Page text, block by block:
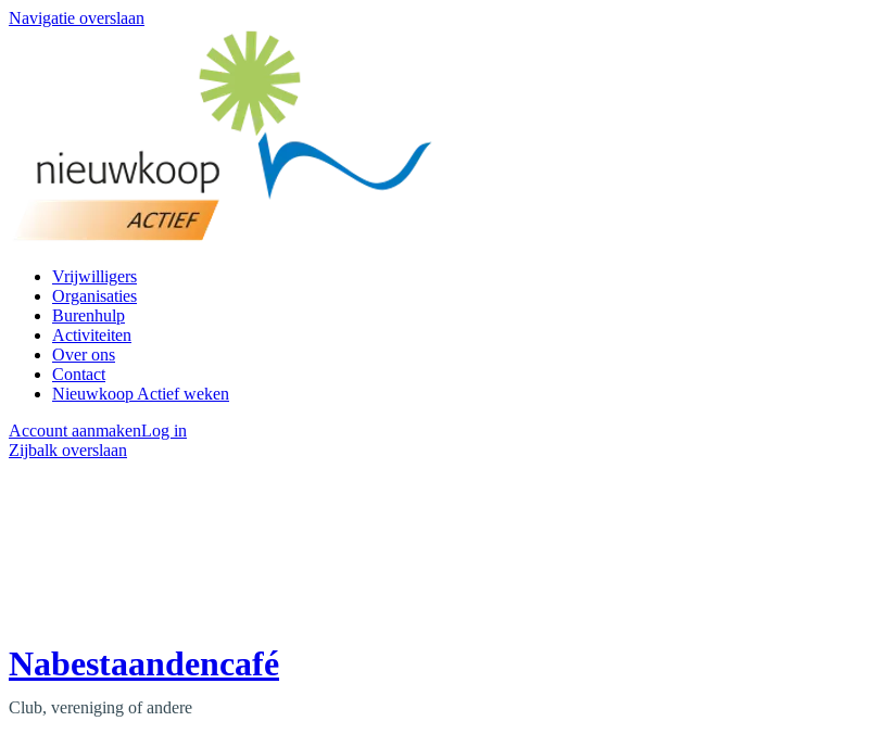
Navigatie overslaan
Vrijwilligers
Organisaties
Burenhulp
Activiteiten
Over ons
Contact
Nieuwkoop Actief weken
Account aanmakenLog in
Zijbalk overslaan
Nabestaandencafé
Club, vereniging of andere